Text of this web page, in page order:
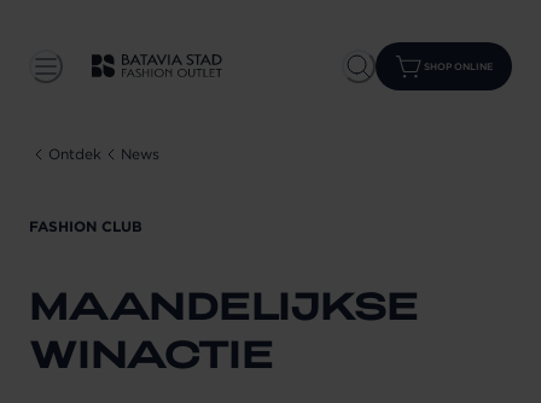
SHOP ONLINE
Ontdek News
FASHION CLUB
MAANDELIJKSE
WINACTIE